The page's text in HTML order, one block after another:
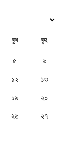
বুধ বৃহ
৫ ৬
১২ ১৩
১৯ ২০
২৬ ২৭